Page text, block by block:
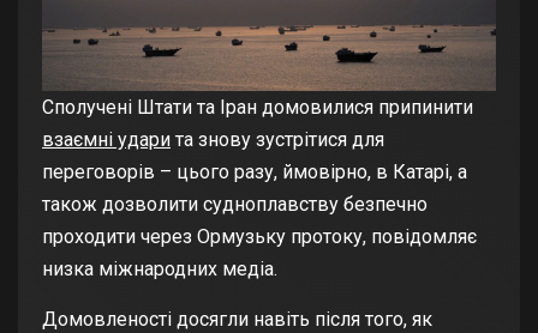
Сполучені Штати та Іран домовилися припинити
взаємні удари та знову зустрітися для
переговорів – цього разу, ймовірно, в Катарі, а
також дозволити судноплавству безпечно
проходити через Ормузьку протоку, повідомляє
низка міжнародних медіа.
Домовленості досягли навіть після того, як